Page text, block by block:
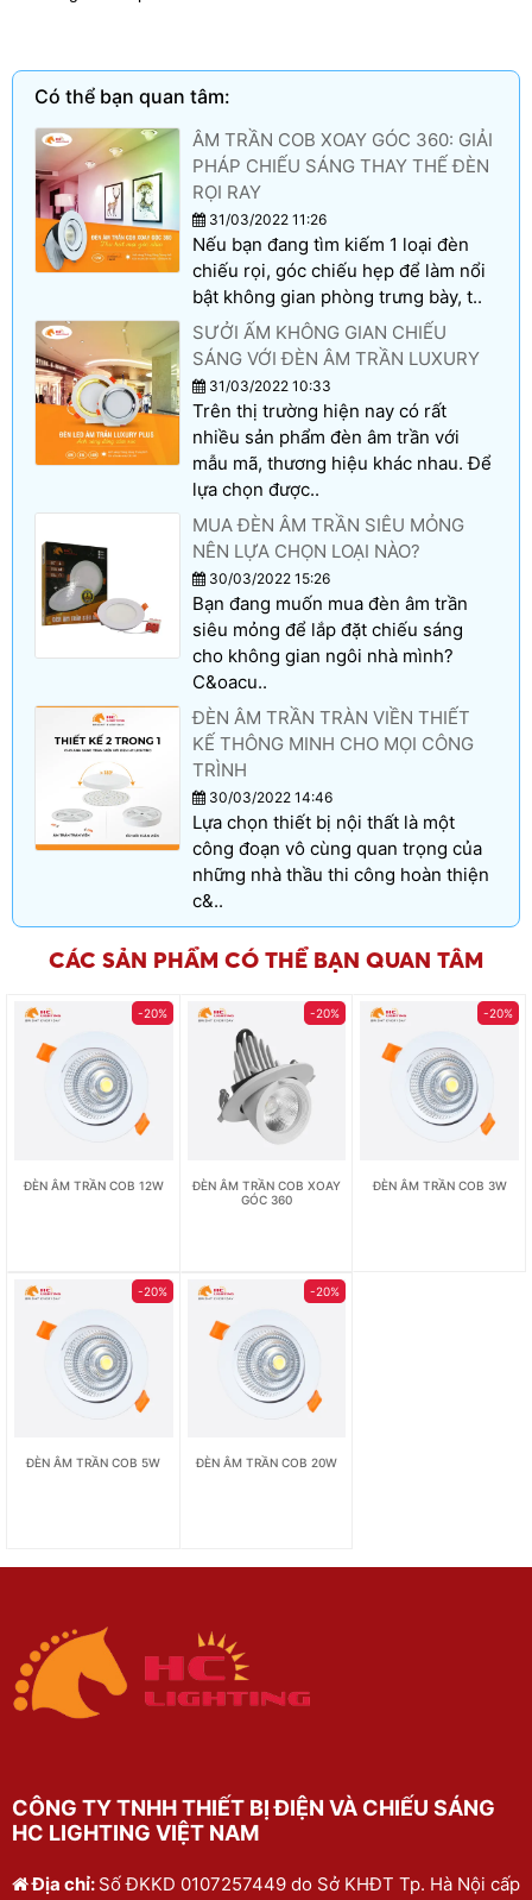
Có thể bạn quan tâm:
ÂM TRẦN COB XOAY GÓC 360: GIẢI
PHÁP CHIẾU SÁNG THAY THẾ ĐÈN
RỌI RAY
31/03/2022 11:26
Nếu bạn đang tìm kiếm 1 loại đèn
chiếu rọi, góc chiếu hẹp để làm nổi
bật không gian phòng trưng bày, t..
SƯỞI ẤM KHÔNG GIAN CHIẾU
SÁNG VỚI ĐÈN ÂM TRẦN LUXURY
31/03/2022 10:33
Trên thị trường hiện nay có rất
nhiều sản phẩm đèn âm trần với
mẫu mã, thương hiệu khác nhau. Để
lựa chọn được..
MUA ĐÈN ÂM TRẦN SIÊU MỎNG
NÊN LỰA CHỌN LOẠI NÀO?
30/03/2022 15:26
Bạn đang muốn mua đèn âm trần
siêu mỏng để lắp đặt chiếu sáng
cho không gian ngôi nhà mình?
C&oacu..
ĐÈN ÂM TRẦN TRÀN VIỀN THIẾT
KẾ THÔNG MINH CHO MỌI CÔNG
TRÌNH
30/03/2022 14:46
Lựa chọn thiết bị nội thất là một
công đoạn vô cùng quan trọng của
những nhà thầu thi công hoàn thiện
c&..
CÁC SẢN PHẨM CÓ THỂ BẠN QUAN TÂM
-20%
ĐÈN ÂM TRẦN COB 12W
-20%
ĐÈN ÂM TRẦN COB XOAY
GÓC 360
-20%
ĐÈN ÂM TRẦN COB 3W
-20%
ĐÈN ÂM TRẦN COB 5W
-20%
ĐÈN ÂM TRẦN COB 20W
CÔNG TY TNHH THIẾT BỊ ĐIỆN VÀ CHIẾU SÁNG
HC LIGHTING VIỆT NAM
Địa chỉ: Số ĐKKD 0107257449 do Sở KHĐT Tp. Hà Nội cấp